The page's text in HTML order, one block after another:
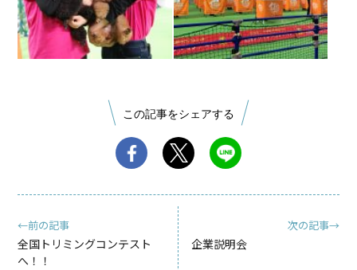
この記事をシェアする
←前の記事
全国トリミングコンテスト
へ！！
次の記事→
企業説明会